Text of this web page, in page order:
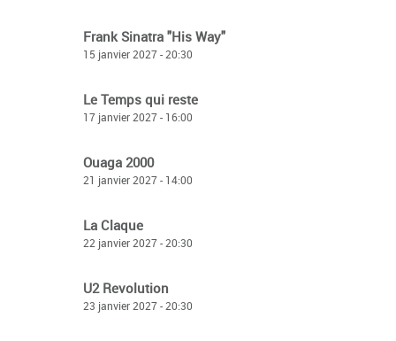
Frank Sinatra "His Way"
15 janvier 2027 - 20:30
Le Temps qui reste
17 janvier 2027 - 16:00
Ouaga 2000
21 janvier 2027 - 14:00
La Claque
22 janvier 2027 - 20:30
U2 Revolution
23 janvier 2027 - 20:30